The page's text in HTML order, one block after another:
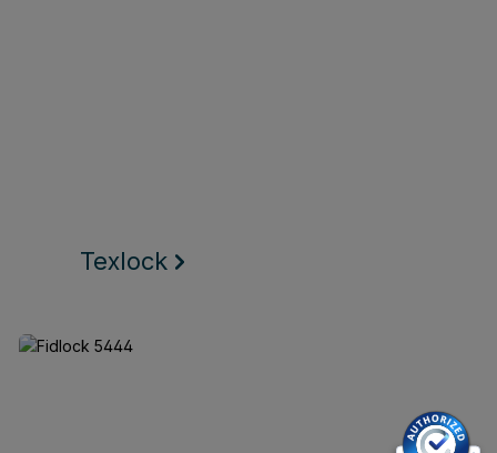
Texlock
Fidlock